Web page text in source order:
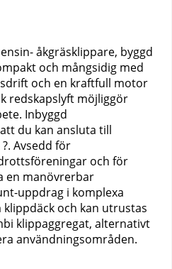
åkgräsklippare, byggd
och mångsidig med
och en kraftfull motor
redskapslyft möjliggör
Inbyggd
du kan ansluta till
Avsedd för
och för
en manövrerbar
uppdrag i komplexa
och kan utrustas
klippaggregat, alternativt
användningsområden.